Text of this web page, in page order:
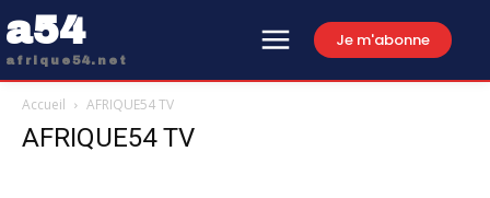
a54
afrique54.net
Je m'abonne
Accueil AFRIQUE54 TV
AFRIQUE54 TV